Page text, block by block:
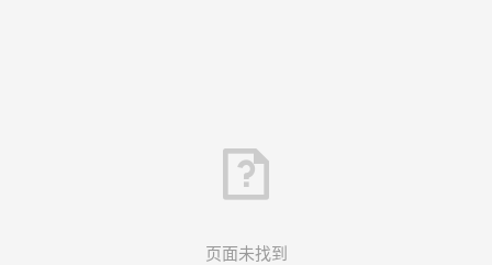
页面未找到